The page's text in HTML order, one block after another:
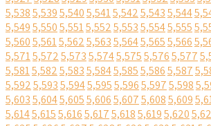
5,5385,5395,5405,5415,5425,5435,544
5,5495,5505,5515,5525,5535,5545,555
5,5605,5615,5625,5635,5645,5655,566
5,5715,5725,5735,5745,5755,5765,577
5,5815,5825,5835,5845,5855,5865,587
5,5925,5935,5945,5955,5965,5975,598
5,6035,6045,6055,6065,6075,6085,609
5,6145,6155,6165,6175,6185,6195,620